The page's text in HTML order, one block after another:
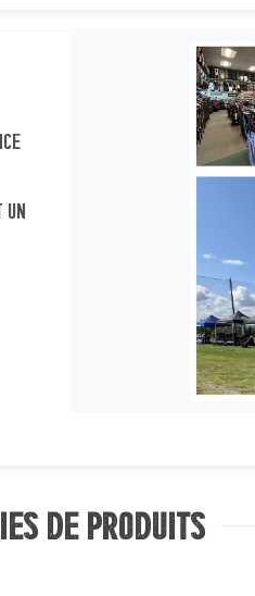
un
de produits